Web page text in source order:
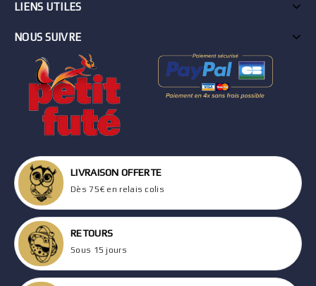
LIENS UTILES
NOUS SUIVRE
LIVRAISON OFFERTE
Dès 75€ en relais colis
RETOURS
Sous 15 jours